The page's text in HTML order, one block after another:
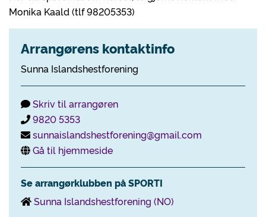
Monika Kaald (tlf 98205353)
Arrangørens kontaktinfo
Sunna Islandshestforening
Skriv til arrangøren
9820 5353
sunnaislandshestforening@gmail.com
Gå til hjemmeside
Se arrangørklubben på SPORTI
Sunna Islandshestforening (NO)